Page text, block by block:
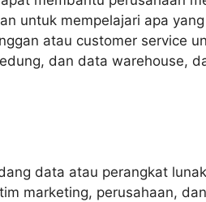
untuk mempelajari apa
atau customer service
dan data warehouse,
data atau perangkat
marketing, perusahaan,